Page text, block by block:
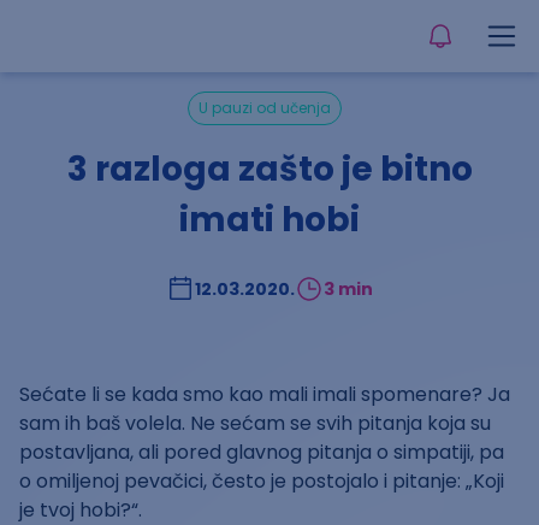
U pauzi od učenja
3 razloga zašto je bitno
imati hobi
12.03.2020. 3 min
Sećate li se kada smo kao mali imali spomenare? Ja
sam ih baš volela. Ne sećam se svih pitanja koja su
postavljana, ali pored glavnog pitanja o simpatiji, pa
o omiljenoj pevačici, često je postojalo i pitanje: „Koji
je tvoj hobi?“.